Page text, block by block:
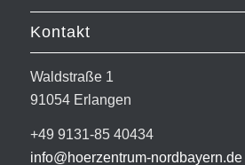
Kontakt
Waldstraße 1
91054 Erlangen
+49 9131-85 40434
info@hoerzentrum-nordbayern.de